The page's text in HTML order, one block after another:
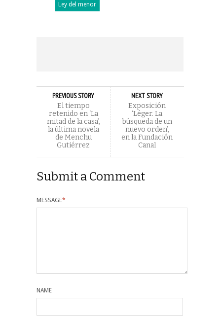
Ley del menor
PREVIOUS STORY
El tiempo
retenido en ‘La
mitad de la casa’,
la última novela
de Menchu
Gutiérrez
NEXT STORY
Exposición
‘Léger. La
búsqueda de un
nuevo orden’,
en la Fundación
Canal
Submit a Comment
MESSAGE*
NAME